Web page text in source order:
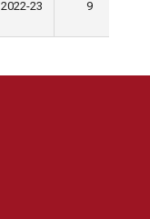
2022-23 9